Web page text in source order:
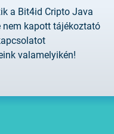
a Bit4id Cripto Java
nem kapott tájékoztató
valamelyikén!